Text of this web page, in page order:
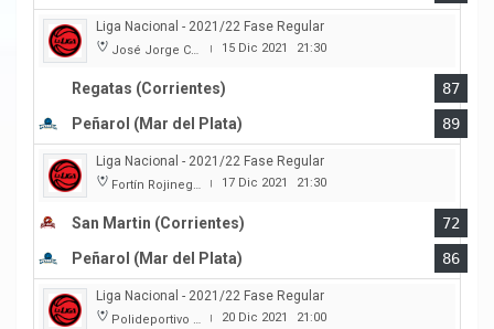
Liga Nacional - 2021/22 Fase Regular
José Jorge Contte | 15 Dic 2021 21:30
Regatas (Corrientes)
87
Peñarol (Mar del Plata)
89
Liga Nacional - 2021/22 Fase Regular
Fortín Rojinegro | 17 Dic 2021 21:30
San Martin (Corrientes)
72
Peñarol (Mar del Plata)
86
Liga Nacional - 2021/22 Fase Regular
Polideportivo Islas Malvinas | 20 Dic 2021 21:00